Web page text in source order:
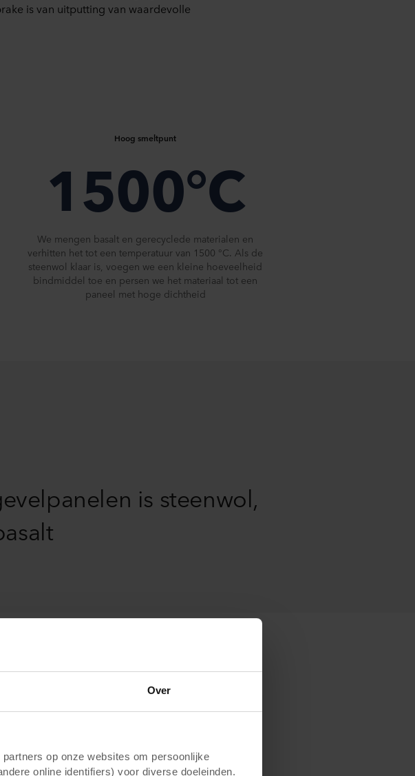
Over
op onze websites om persoonlijke
online identifiers) voor diverse doeleinden.
is van uitputting van waardevolle
Hoog smeltpunt
1500°C
We mengen basalt en gerecyclede materialen en
verhitten het tot een temperatuur van 1500 °C. Als de
steenwol klaar is, voegen we een kleine hoeveelheid
bindmiddel toe en persen we het materiaal tot een
paneel met hoge dichtheid
is steenwol,
duurzame gevelpanelen? De